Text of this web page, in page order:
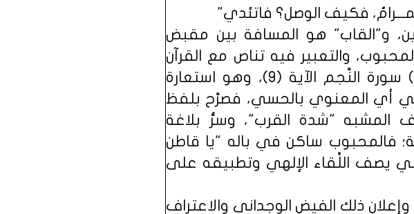
فكيف الوصل؟ فاتئدي"
و"القاب" هو المسافة بين مقبض
والتعبير فيه تناص مع القرآن
الكريم في قوله تعالى: (فَكَانَ قَابَ قَوْسَيْنِ أَوْ أَدْنَىٰ) سورة النَّجم الآية (9)، وهو استعارة
أي المعنوي بالحسي، فصرَّح بلفظ
المشبه "شدة القرب"، وسرُّ بلاغة
فالمحبوب ساكن في باله "يا قاطن
يصف اللِّقاء الإلهي وتطبيقه على
ذلك الفيض الوجداني والاعتراف